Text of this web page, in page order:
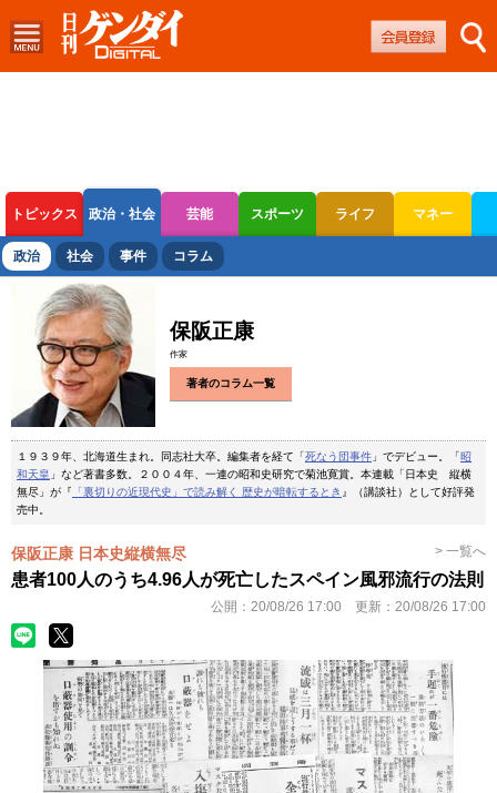
トピックス 政治・社会 芸能 スポーツ ライフ マネー
ボートレース 競輪 オートレース
政治 社会 事件 コラム
保阪正康
作家
著者のコラム一覧
１９３９年、北海道生まれ。同志社大卒。編集者を経て「死なう団事件 」でデビュー。「昭
和天皇 」など著書多数。２００４年、一連の昭和史研究で菊池寛賞。本連載「日本史 縦横
無尽」が『 「裏切りの近現代史」で読み解く 歴史が暗転するとき 』（講談社）として好評発
売中。
保阪正康 日本史縦横無尽 > 一覧へ
患者100人のうち4.96人が死亡したスペイン風邪流行の法則
公開： 20/08/26 17:00 更新： 20/08/26 17:00